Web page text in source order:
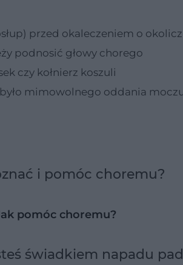
przed okaleczeniem o
podnosić głowy chorego
czy kołnierz koszuli
mimowolnego oddania
i pomóc choremu?
pomóc choremu?
świadkiem napadu